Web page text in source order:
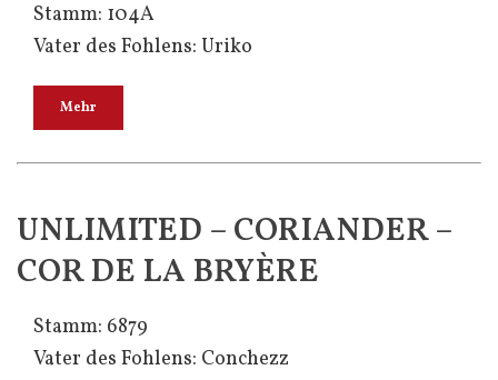
Stamm: 104A
Vater des Fohlens: Uriko
Mehr
UNLIMITED – CORIANDER –
COR DE LA BRYÈRE
Stamm: 6879
Vater des Fohlens: Conchezz